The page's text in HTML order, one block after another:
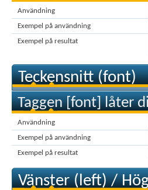
Användning
Exempel på användning
Exempel på resultat
Teckensnitt (font)
Taggen [font] låter
Användning
Exempel på användning
Exempel på resultat
Vänster (left) /